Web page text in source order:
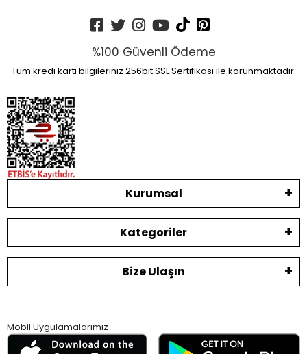
%100 Güvenli Ödeme
Tüm kredi kartı bilgileriniz 256bit SSL Sertifikası ile korunmaktadır.
Kurumsal
Kategoriler
Bize Ulaşın
Mobil Uygulamalarımız